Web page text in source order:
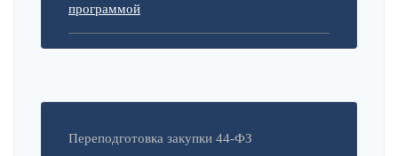
программой
Переподготовка закупки 44-ФЗ